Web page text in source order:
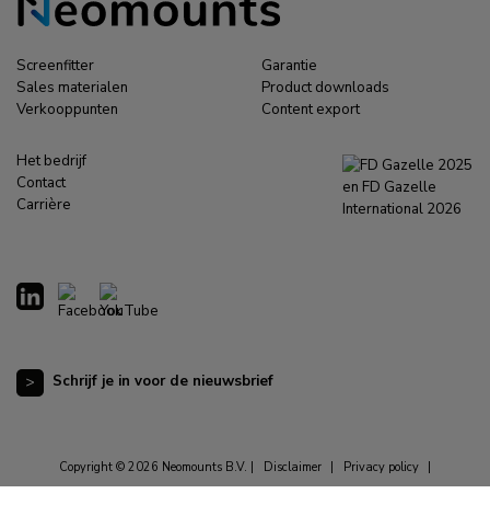
Screenfitter
Sales materialen
Verkooppunten
Garantie
Product downloads
Content export
Het bedrijf
Contact
Carrière
Schrijf je in voor de nieuwsbrief
Copyright © 2026 Neomounts B.V. | Disclaimer Privacy policy